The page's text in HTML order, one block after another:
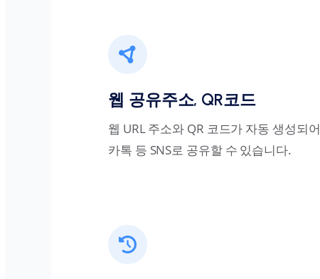
웹 공유주소, QR코드
웹 URL 주소와 QR 코드가 자동 생성되어
카톡 등 SNS로 공유할 수 있습니다.